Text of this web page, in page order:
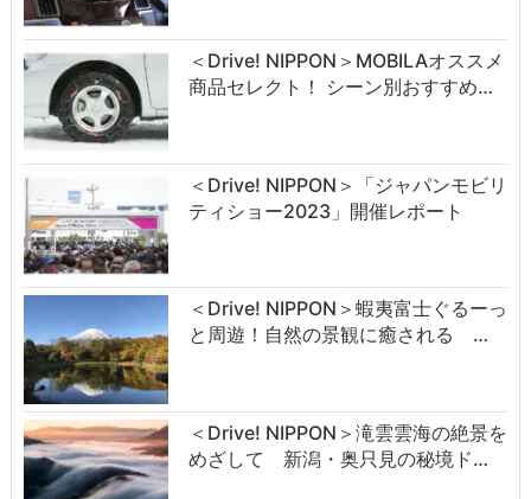
＜Drive! NIPPON＞MOBILAオススメ
商品セレクト！ シーン別おすすめ…
＜Drive! NIPPON＞「ジャパンモビリ
ティショー2023」開催レポート
＜Drive! NIPPON＞蝦夷富士ぐるーっ
と周遊！自然の景観に癒される …
＜Drive! NIPPON＞滝雲雲海の絶景を
めざして 新潟・奥只見の秘境ド…